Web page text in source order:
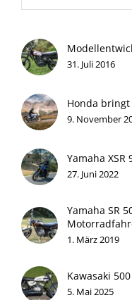
31. Juli 2016
Honda
9. November
Yamaha XSR
27. Juni 2022
Yamaha SR
1. März 2019
Kawasaki
5. Mai 2025